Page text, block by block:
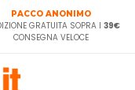
PACCO ANONIMO
GRATUITA SOPRA I 39€
CONSEGNA VELOCE